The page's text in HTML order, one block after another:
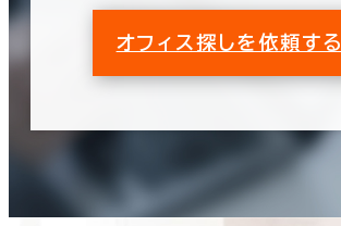
オフィス探しを依頼する